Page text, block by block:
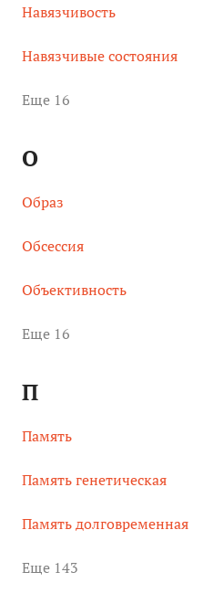
Навязчивость
Навязчивые состояния
Eще 16
О
Образ
Обсессия
Объективность
Eще 16
П
Память
Память генетическая
Память долговременная
Eще 143